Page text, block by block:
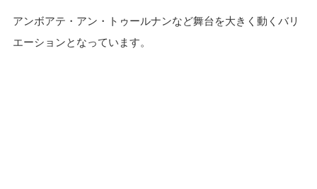
アンボアテ・アン・トゥールナンなど舞台を大きく動くバリ
エーションとなっています。